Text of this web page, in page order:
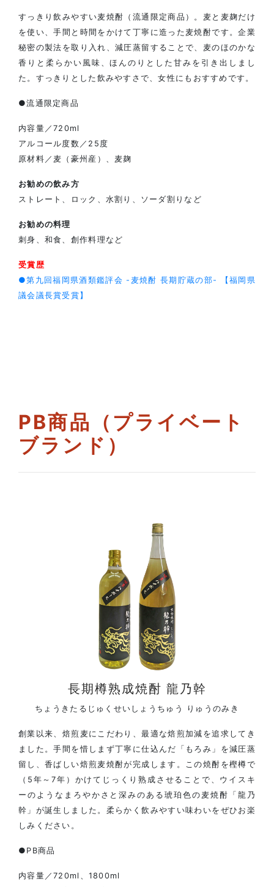
すっきり飲みやすい麦焼酎（流通限定商品）。麦と麦麹だけ
を使い、手間と時間をかけて丁寧に造った麦焼酎です。企業
秘密の製法を取り入れ、減圧蒸留することで、麦のほのかな
香りと柔らかい風味、ほんのりとした甘みを引き出しまし
た。すっきりとした飲みやすさで、女性にもおすすめです。
●流通限定商品
内容量／720ml
アルコール度数／25度
原材料／麦（豪州産）、麦麹
お勧めの飲み方
ストレート、ロック、水割り、ソーダ割りなど
お勧めの料理
刺身、和食、創作料理など
受賞歴
●第九回福岡県酒類鑑評会 -麦焼酎 長期貯蔵の部- 【福岡県
議会議長賞受賞】
PB商品（プライベート
ブランド）
長期樽熟成焼酎 龍乃幹
ちょうきたるじゅくせいしょうちゅう りゅうのみき
創業以来、焙煎麦にこだわり、最適な焙煎加減を追求してき
ました。手間を惜しまず丁寧に仕込んだ「もろみ」を減圧蒸
留し、香ばしい焙煎麦焼酎が完成します。この焼酎を樫樽で
（5年～7年）かけてじっくり熟成させることで、ウイスキ
ーのようなまろやかさと深みのある琥珀色の麦焼酎「龍乃
幹」が誕生しました。柔らかく飲みやすい味わいをぜひお楽
しみください。
●PB商品
内容量／720ml、1800ml